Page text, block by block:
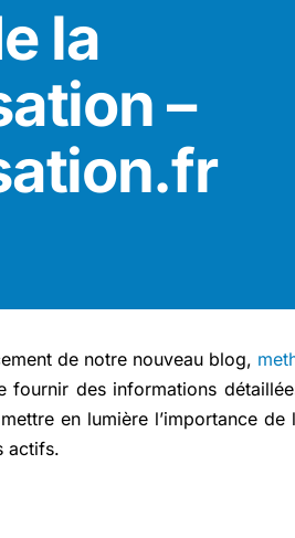
la
–
de notre nouveau blog,
des informations
en lumière l’importance de
actifs.